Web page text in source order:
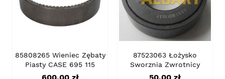
85808265 Wieniec Zębaty
Piasty CASE 695 115
Cena
600,00 zł
87523063 Łożysko
Sworznia Zwrotnicy
Cena
50,00 zł